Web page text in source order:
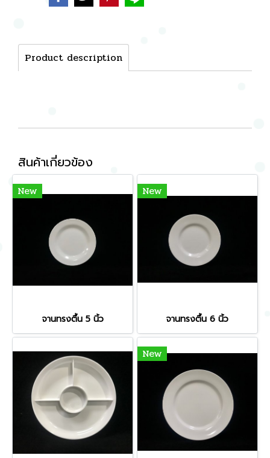
Product description
สินค้าเกี่ยวข้อง
New
จานทรงตื้น 5 นิ้ว
New
จานทรงตื้น 6 นิ้ว
New